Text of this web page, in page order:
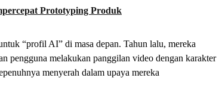
Prototyping Produk
“profil AI” di masa depan. Tahun lalu, mereka
pengguna melakukan panggilan video dengan karakter
menyerah dalam upaya mereka